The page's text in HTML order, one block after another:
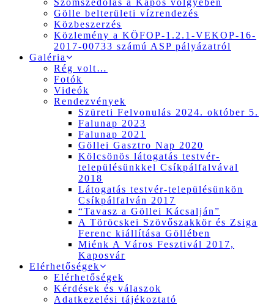
Szomszédolás a Kapos völgyében
Gölle belterületi vízrendezés
Közbeszerzés
Közlemény a KÖFOP-1.2.1-VEKOP-16-
2017-00733 számú ASP pályázatról
Galéria
Rég volt…
Fotók
Videók
Rendezvények
Szüreti Felvonulás 2024. október 5.
Falunap 2023
Falunap 2021
Göllei Gasztro Nap 2020
Kölcsönös látogatás testvér-
településünkkel Csíkpálfalvával
2018
Látogatás testvér-településünkön
Csíkpálfalván 2017
“Tavasz a Göllei Kácsalján”
A Töröcskei Szövőszakkör és Zsiga
Ferenc kiállítása Göllében
Miénk A Város Fesztivál 2017,
Kaposvár
Elérhetőségek
Elérhetőségek
Kérdések és válaszok
Adatkezelési tájékoztató